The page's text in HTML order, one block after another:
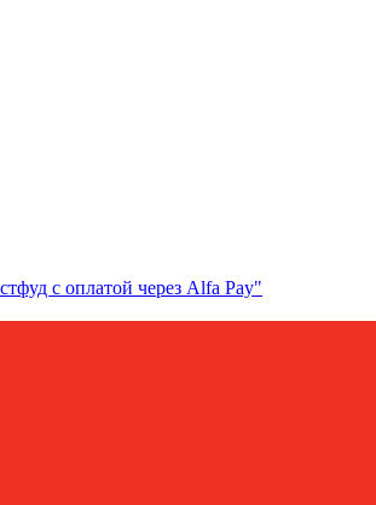
с оплатой через Alfa Pay"